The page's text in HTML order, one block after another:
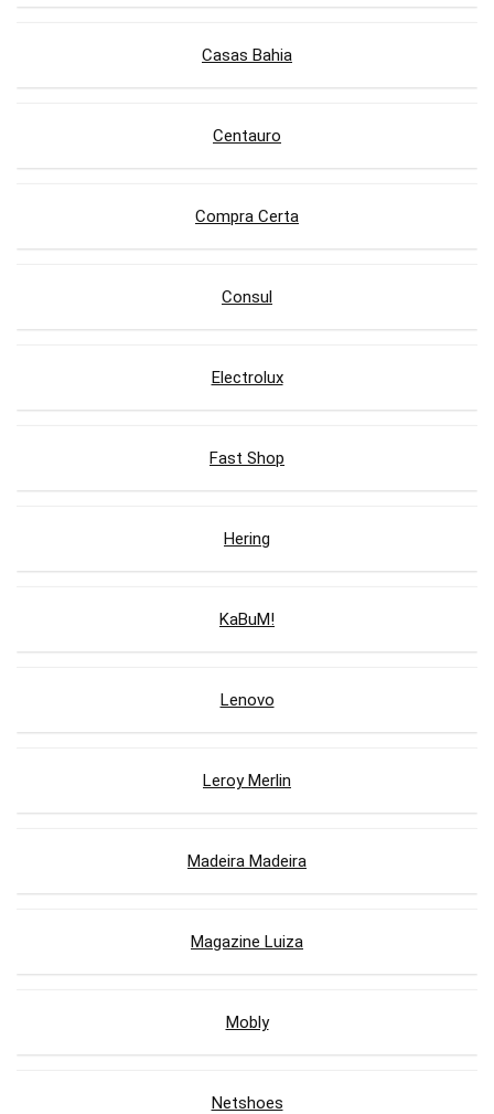
Casas Bahia
Centauro
Compra Certa
Consul
Electrolux
Fast Shop
Hering
KaBuM!
Lenovo
Leroy Merlin
Madeira Madeira
Magazine Luiza
Mobly
Netshoes